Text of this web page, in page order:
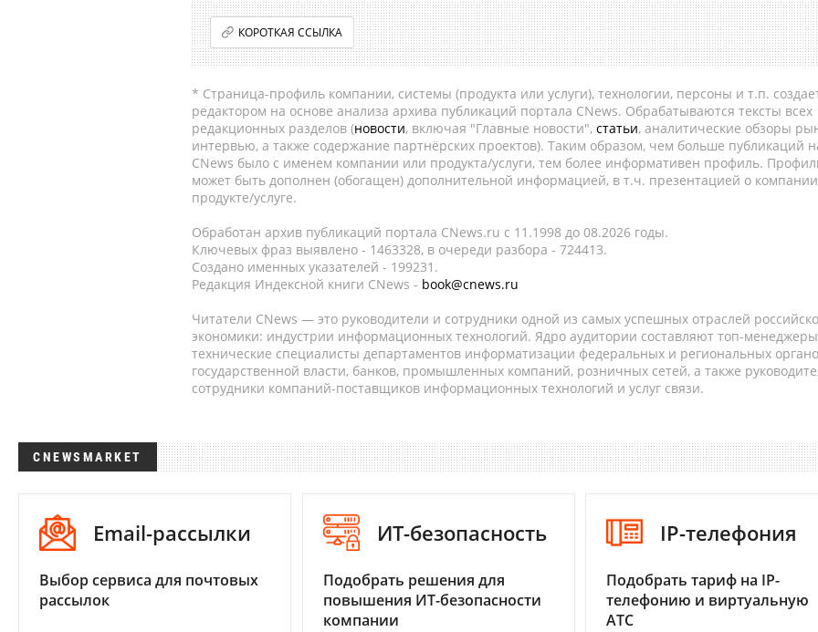
КОРОТКАЯ ССЫЛКА
* Страница-профиль компании, системы (продукта или услуги), технологии, персоны и т.п.
редактором на основе анализа архива публикаций портала CNews. Обрабатываются тексты всех
редакционных разделов (новости, включая "Главные новости", статьи, аналитические обзоры
интервью, а также содержание партнёрских проектов). Таким образом, чем больше публикаций
CNews было с именем компании или продукта/услуги, тем более информативен профиль.
может быть дополнен (обогащен) дополнительной информацией, в т.ч. презентацией о
продукте/услуге.
Обработан архив публикаций портала CNews.ru c 11.1998 до 08.2026 годы.
Ключевых фраз выявлено - 1463328, в очереди разбора - 724413.
Создано именных указателей - 199231.
Редакция Индексной книги CNews - book@cnews.ru
Читатели CNews — это руководители и сотрудники одной из самых успешных отраслей
экономики: индустрии информационных технологий. Ядро аудитории составляют топ-
технические специалисты департаментов информатизации федеральных и региональных
государственной власти, банков, промышленных компаний, розничных сетей, а также
сотрудники компаний-поставщиков информационных технологий и услуг связи.
CNEWSMARKET
Email-рассылки
Выбор сервиса для почтовых
рассылок
ИТ-безопасность
Подобрать решения для
повышения ИТ-безопасности
компании
IP-телефония
Подобрать тариф на IP-
телефонию и виртуальную
АТС